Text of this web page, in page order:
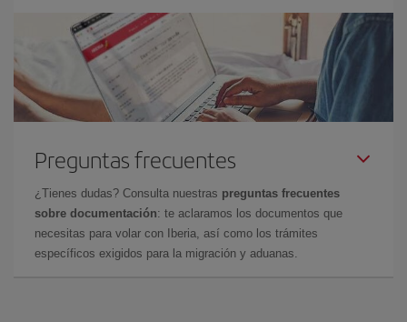
Preguntas frecuentes
¿Tienes dudas? Consulta nuestras preguntas frecuentes
sobre documentación: te aclaramos los documentos que
necesitas para volar con Iberia, así como los trámites
específicos exigidos para la migración y aduanas.